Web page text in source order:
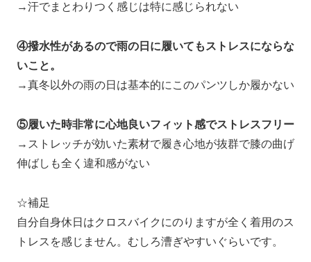
→汗でまとわりつく感じは特に感じられない
④撥水性があるので雨の日に履いてもストレスにならな
いこと。
→真冬以外の雨の日は基本的にこのパンツしか履かない
⑤履いた時非常に心地良いフィット感でストレスフリー
→ストレッチが効いた素材で履き心地が抜群で膝の曲げ
伸ばしも全く違和感がない
☆補足
自分自身休日はクロスバイクにのりますが全く着用のス
トレスを感じません。むしろ漕ぎやすいぐらいです。